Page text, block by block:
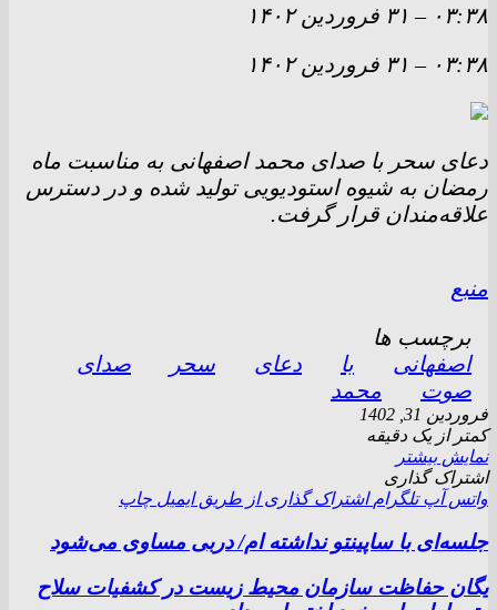
۰۳:۳۸ – ۳۱ فروردين ۱۴۰۲
۰۳:۳۸ – ۳۱ فروردين ۱۴۰۲
دعای سحر با صدای محمد اصفهانی به مناسبت ماه
رمضان به شیوه استودیویی تولید شده و در دسترس
علاقه‌مندان قرار گرفت.
منبع
برچسب ها
اصفهانی
با دعای سحر
صدای
صوت
محمد
فروردین 31, 1402
کمتر از یک دقیقه
نمایش بیشتر
اشتراک گذاری
واتس آپ تلگرام اشتراک گذاری از طریق ایمیل چاپ
جلسه‌ای با ساپینتو نداشته ام/ دربی مساوی می‌شود
یگان حفاظت سازمان محیط زیست در کشفیات سلاح